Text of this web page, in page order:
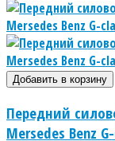
Передний
Mersedes Benz